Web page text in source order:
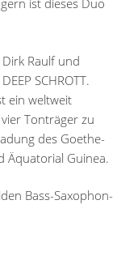
ist dieses Duo
Raulf und
SCHROTT.
ein weltweit
Tonträger zu
des Goethe-
Äquatorial Guinea.
Bass-Saxophon-